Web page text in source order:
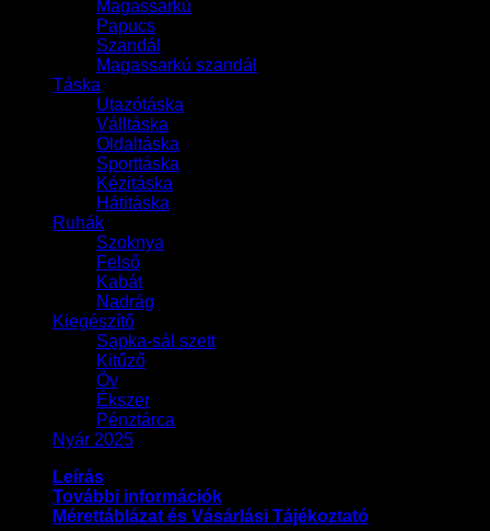
Magassarkú
Papucs
Szandál
Magassarkú szandál
Táska
Utazótáska
Válltáska
Oldaltáska
Sporttáska
Kézitáska
Hátitáska
Ruhák
Szoknya
Felső
Kabát
Nadrág
Kiegészítő
Sapka-sál szett
Kitűző
Öv
Ékszer
Pénztárca
Nyár 2025
Leírás
További információk
Mérettáblázat és Vásárlási Tájékoztató